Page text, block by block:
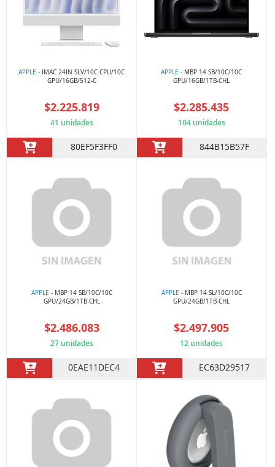
APPLE - IMAC 24IN SLV/10C CPU/10C
GPU/16GB/512-C
$2.225.819
41 unidades
80EF5F3FF0
APPLE - MBP 14 SB/10C/10C
GPU/16GB/1TB-CHL
$2.285.435
104 unidades
844B15B57F
APPLE - MBP 14 SB/10C/10C
GPU/24GB/1TB-CHL
$2.486.083
27 unidades
0EAE11DEC4
APPLE - MBP 14 SL/10C/10C
GPU/24GB/1TB-CHL
$2.497.905
12 unidades
EC63D29517